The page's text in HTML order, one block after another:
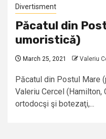
Divertisment
Păcatul din
umoristică)
March 25, 2021 Valeriu
Păcatul din Postul Mare
Valeriu Cercel (Hamilton,
ortodocşi şi botezaţi,...